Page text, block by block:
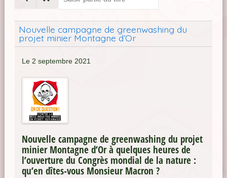
Nouvelle campagne de greenwashing du
projet minier Montagne d’Or
Le 2 septembre 2021
Nouvelle campagne de greenwashing du projet
minier Montagne d’Or à quelques heures de
l’ouverture du Congrès mondial de la nature :
qu’en dîtes-vous Monsieur Macron ?